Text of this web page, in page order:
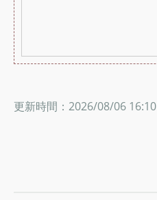
更新時間：2026/08/06 16:10